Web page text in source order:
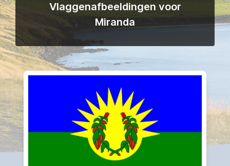
Vlaggenafbeeldingen voor
Miranda